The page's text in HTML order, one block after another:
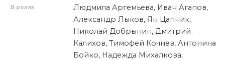
В ролях
Людмила Артемьева, Иван Агапов,
Александр Лыков, Ян Цапник,
Николай Добрынин, Дмитрий
Калихов, Тимофей Кочнев, Антонина
Бойко, Надежда Михалкова,